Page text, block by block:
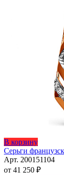
В корзинуЭтот
товар
имеет
Серьги
Арт. 200151104
от 41 250 ₽